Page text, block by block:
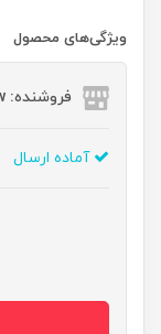
ویژگی‌های محصول
فروشنده: pushaknew
آماده ارسال